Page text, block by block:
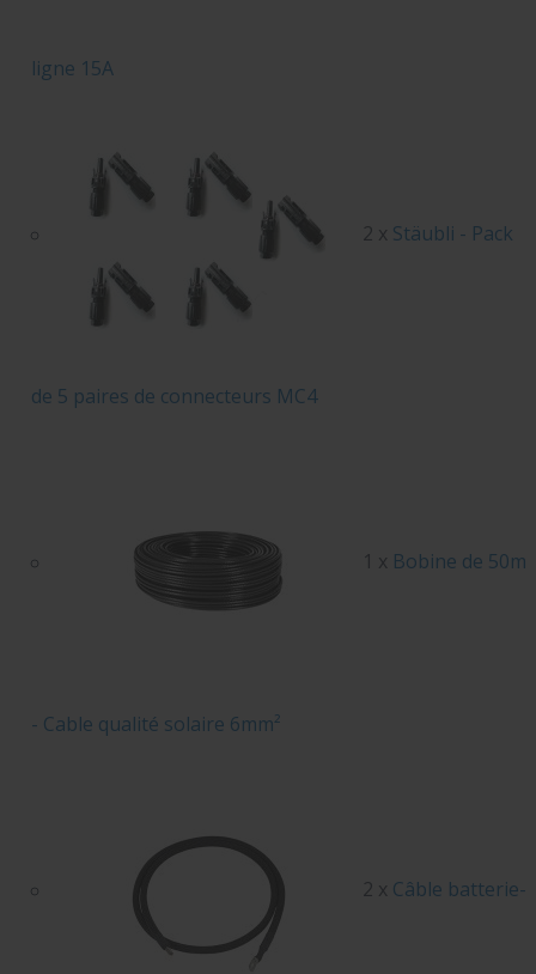
ligne 15A
2 x Stäubli - Pack
de 5 paires de connecteurs MC4
1 x Bobine de 50m
- Cable qualité solaire 6mm²
2 x Câble batterie-